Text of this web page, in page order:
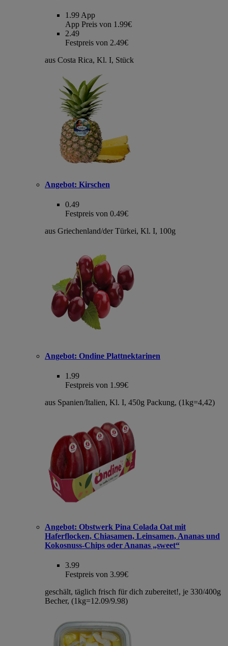
1.99 App
App Preis von 1.99€
2.49
Festpreis von 2.49€
aus Costa Rica, Kl. I, Stück
Angebot: Kirschen
0.49
Festpreis von 0.49€
aus Griechenland/der Türkei, Kl. I, 100g
Angebot: Ondine Plattnektarinen
1.99
Festpreis von 1.99€
aus Spanien/Italien, Kl. I, 450g Packung, (1kg=4,42)
Angebot: Obstwerk Pina Colada Oat mit
Haferflocken, Chiasamen, Leinsamen, Ananas und
Kokosnuss-Chips oder Ananas „sweet“
3.99
Festpreis von 3.99€
geschält, täglich frisch für dich zubereitet!, je 330/400g
Becher, (1kg=12.09/9.98)